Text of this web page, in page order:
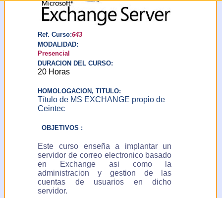
Ref. Curso:643
MODALIDAD:
Presencial
DURACION DEL CURSO:
20 Horas
HOMOLOGACION, TITULO:
Título de MS EXCHANGE propio de
Ceintec
OBJETIVOS :
Este curso enseña a implantar un
servidor de correo electronico basado
en Exchange asi como la
administracion y gestion de las
cuentas de usuarios en dicho
servidor.
Usted tiene derecho a
solicitar y obtener
información de sus datos
de carácter personal
incluidos en el fichero y
solicitar la rectificación o
en su caso, cancelación
de los mismos. Puede
ejercer este derecho
a:
ceintec@ceintec.com
Nuevas Tecnologías C/
Isalo) - 48011 Bilbao-
Bilbo (Vizcaya-Bizkaia)
ESPAÑA